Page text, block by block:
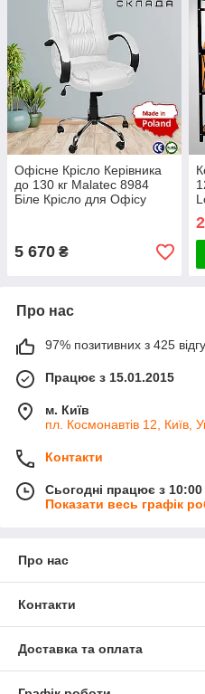
Офісне Крісло Керівника
до 130 кг Malatec 8984
Біле Крісло для Офісу
5 670 ₴
Про нас
97% позитивних з 425
Працює з 15.01.2015
м. Київ
пл. Космонавтів 12, Київ,
Контакти
Сьогодні працює з
Показати весь графік
Про нас
Контакти
Доставка та оплата